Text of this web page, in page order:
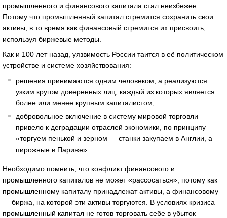
промышленного и финансового капитала стал неизбежен.
Потому что промышленный капитал стремится сохранить свои
активы, в то время как финансовый стремится их присвоить,
используя биржевые методы.
Как и 100 лет назад, уязвимость России таится в её политическом
устройстве и системе хозяйствования:
решения принимаются одним человеком, а реализуются
узким кругом доверенных лиц, каждый из которых является
более или менее крупным капиталистом;
добровольное включение в систему мировой торговли
привело к деградации отраслей экономики, по принципу
«торгуем пенькой и зерном — станки закупаем в Англии, а
пирожные в Париже».
Необходимо помнить, что конфликт финансового и
промышленного капиталов не может «рассосаться», потому как
промышленному капиталу принадлежат активы, а финансовому
— биржа, на которой эти активы торгуются. В условиях кризиса
промышленный капитал не готов торговать себе в убыток —